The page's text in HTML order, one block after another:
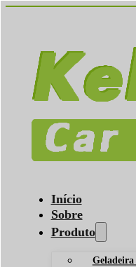
Início
Sobre
Produto